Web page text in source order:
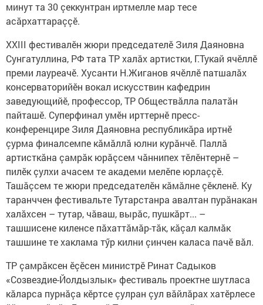
минут та 30 çеккунтран иртмелле мар тесе
асăрхаттараççӗ.
XXIII фестивалӗн жюри председателӗ Зиля Даяновна
Сунгатуллина, РФ тата ТР халăх артистки, Г.Тукай ячӗллӗ
преми лауреачӗ. Хусанти Н.Жиганов ячӗллӗ патшалăх
консерваторийӗн вокал искусствин кафедрин
заведующийӗ, профессор, ТР Обществăлла палатăн
пайташӗ. Суперфинал умӗн ирттернӗ пресс-
конференцире Зиля Даяновна республикăра иртнӗ
çурма финалсемпе кăмăллă юлни курăнчӗ. Паллă
артисткăна çамрăк юрăçсем чăннипех тӗлӗнтернӗ –
пилӗк çулхи ачасем те академи мелӗпе юрлаççӗ.
Ташăçсем те жюри председателӗн кăмăлне çӗкленӗ. Ку
таранччен фестивальте Тутарстанра авалтан пурăнакан
халăхсен – тутар, чăваш, вырăс, пушкăрт... –
ташшисене киленсе пăхаттăмăр-тăк, кăçал калмăк
ташшине те хаклама тӳр килни çинчен каласа пачӗ вăл.
ТР çамрăксен ӗçӗсен министрӗ Ринат Садыков
«Созвездие-Йолдызлык» фестиваль проектне шутласа
кăларса пурнăçа кӗртсе çулран çул вăйлăрах хатӗрлесе